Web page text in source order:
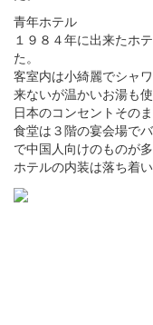
青年ホテル
１９８４年に出来たホ
た。
客室内は小綺麗でシャ
来ないが温かいお湯も使
日本のコンセントそのま
食堂は３階の宴会場で
で中国人向けのものが多
ホテルの内装は落ち着